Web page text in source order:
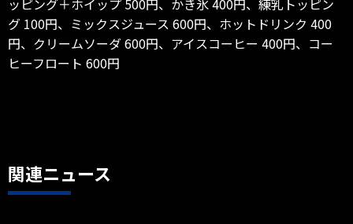
グ 100円、ミックスジュース 600円、ホットドリンク 400
円、クリームソーダ 600円、アイスコーヒー 400円、コー
ヒーフロート 600円
関連ニュース